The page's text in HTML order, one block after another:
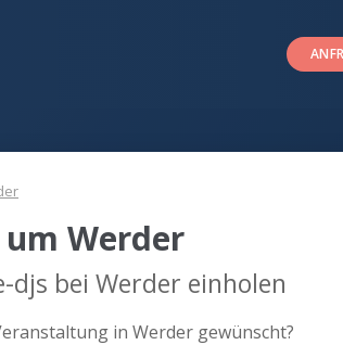
um Werder
djs bei Werder einholen
in Werder gewünscht?